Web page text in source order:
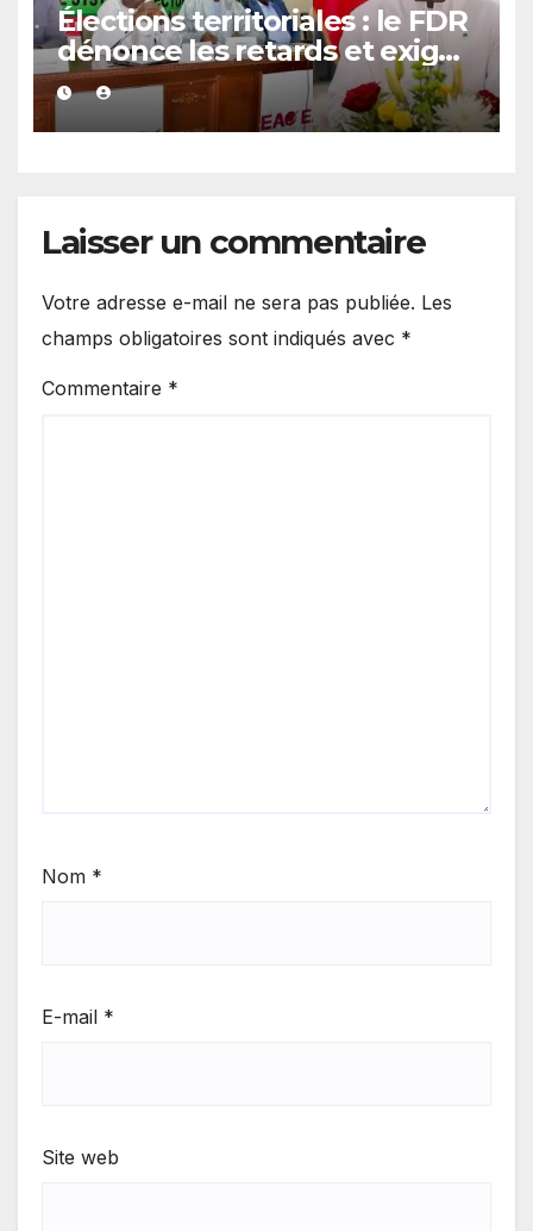
Élections territoriales : le FDR
dénonce les retards et exige
un calendrier électoral précis
Laisser un commentaire
Votre adresse e-mail ne sera pas publiée. Les
champs obligatoires sont indiqués avec *
Commentaire *
Nom *
E-mail *
Site web